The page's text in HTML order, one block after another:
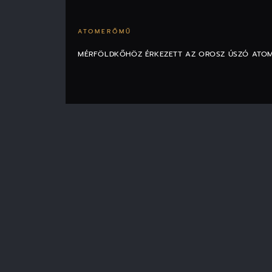
ATOMERŐMŰ
MÉRFÖLDKŐHÖZ ÉRKEZETT AZ OROSZ ÚSZÓ